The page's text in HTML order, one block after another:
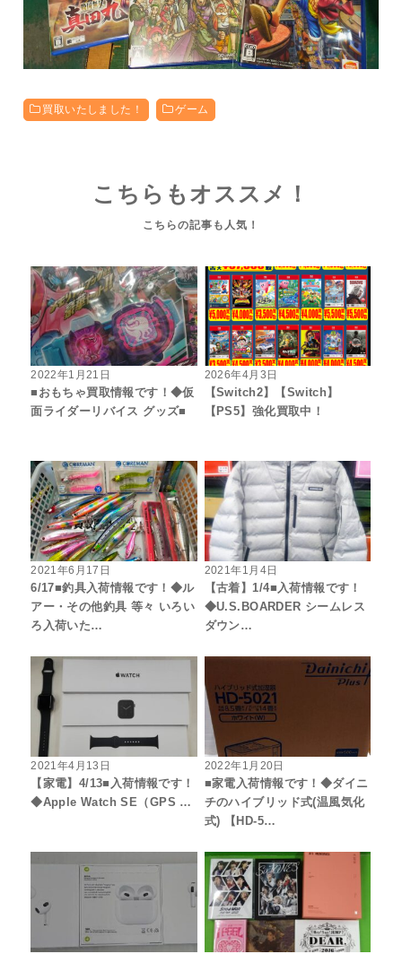
買取いたしました！ ゲーム
こちらもオススメ！
2022年1月21日
■おもちゃ買取情報です！◆仮
面ライダーリバイス グッズ■
2026年4月3日
【Switch2】【Switch】
【PS5】強化買取中！
2021年6月17日
6/17■釣具入荷情報です！◆ル
アー・その他釣具 等々 いろい
ろ入荷いた…
2021年1月4日
【古着】1/4■入荷情報です！
◆U.S.BOARDER シームレス
ダウン…
2021年4月13日
【家電】4/13■入荷情報です！
◆Apple Watch SE（GPS …
2022年1月20日
■家電入荷情報です！◆ダイニ
チのハイブリッド式(温風気化
式) 【HD-5…